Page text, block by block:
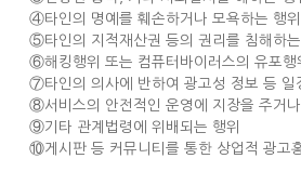
④타인의 명예를 훼손하거나 모욕하는 행위
⑤타인의 지적재산권 등의 권리를 침해하는
⑥해킹행위 또는 컴퓨터바이러스의 유포행
⑦타인의 의사에 반하여 광고성 정보 등 일
⑧서비스의 안전적인 운영에 지장을 주거
⑨기타 관계법령에 위배되는 행위
⑩게시판 등 커뮤니티를 통한 상업적 광고